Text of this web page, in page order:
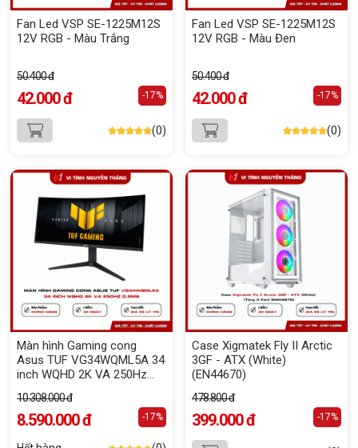
Fan Led VSP SE-1225M12S
12V RGB - Màu Trắng
50.400 đ
42.000 đ -17%
(0)
Fan Led VSP SE-1225M12S
12V RGB - Màu Đen
50.400 đ
42.000 đ -17%
(0)
Màn hình Gaming cong
Asus TUF VG34WQML5A 34
inch WQHD 2K VA 250Hz
10.308.000 đ
8.590.000 đ -17%
Case Xigmatek Fly II Arctic
3GF - ATX (White)
(EN44670)
478.800 đ
399.000 đ -17%